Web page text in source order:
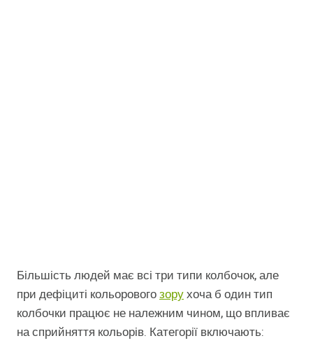
Більшість людей має всі три типи колбочок, але
при дефіциті кольоровогозорухоча б один тип
колбочки працює не належним чином, що впливає
на сприйняття кольорів. Категорії включають: